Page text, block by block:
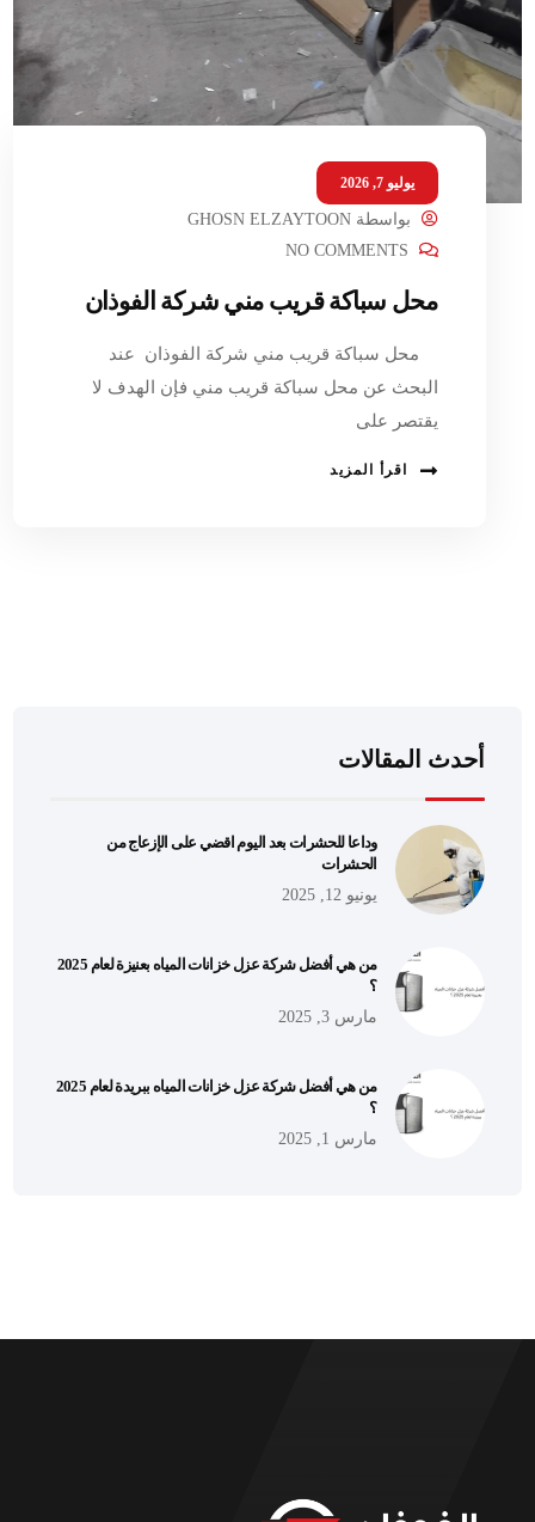
يوليو 7, 2026
بواسطةGHOSN ELZAYTOON
NO COMMENTS
محل سباكة قريب مني شركة الفوذان
محل سباكة قريب مني شركة الفوذان عند
البحث عن محل سباكة قريب مني فإن الهدف لا
يقتصر على
اقرأ المزيد
أحدث المقالات
وداعا للحشرات بعد اليوم اقضي على الإزعاج من
الحشرات
يونيو 12, 2025
من هي أفضل شركة عزل خزانات المياه بعنيزة لعام 2025
؟
مارس 3, 2025
من هي أفضل شركة عزل خزانات المياه ببريدة لعام 2025
؟
مارس 1, 2025